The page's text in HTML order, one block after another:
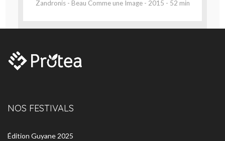
Zandronis - Beau Comme une Image - 2015 - 52 min
NOS FESTIVALS
Édition Guyane 2025